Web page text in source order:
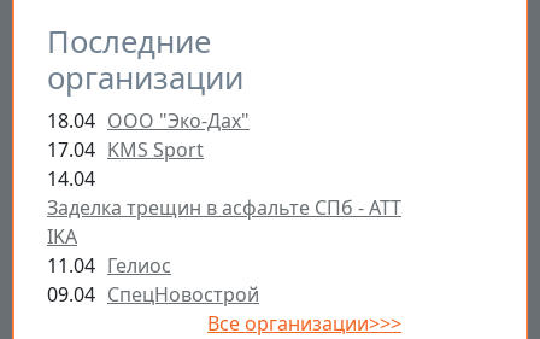
Последние
организации
18.04 ООО "Эко-Дах"
17.04 KMS Sport
14.04
Заделка трещин в асфальте СПб - ATT
IKA
11.04 Гелиос
09.04 СпецНовострой
Все организации>>>